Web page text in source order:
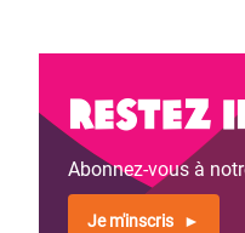
Restez
Abonnez-vous à
Je m'inscris